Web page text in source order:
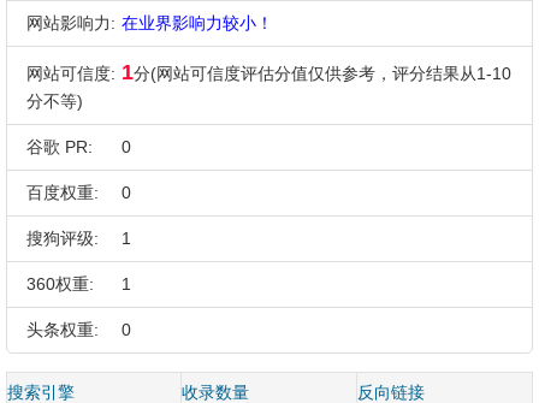
网站影响力: 在业界影响力较小！
网站可信度: 1分(网站可信度评估分值仅供参考，评分结果从1-10
分不等)
谷歌 PR: 0
百度权重: 0
搜狗评级: 1
360权重: 1
头条权重: 0
搜索引擎 收录数量 反向链接